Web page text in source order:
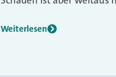
Weiterlesen